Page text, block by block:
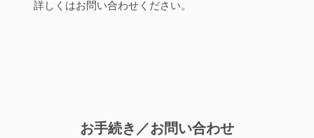
詳しくはお問い合わせください。
お手続き／お問い合わせ